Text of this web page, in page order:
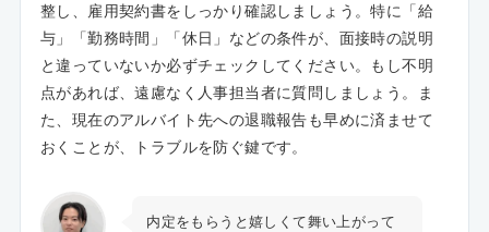
整し、雇用契約書をしっかり確認しましょう。特に「給
与」「勤務時間」「休日」などの条件が、面接時の説明
と違っていないか必ずチェックしてください。もし不明
点があれば、遠慮なく人事担当者に質問しましょう。ま
た、現在のアルバイト先への退職報告も早めに済ませて
おくことが、トラブルを防ぐ鍵です。
内定をもらうと嬉しくて舞い上がって